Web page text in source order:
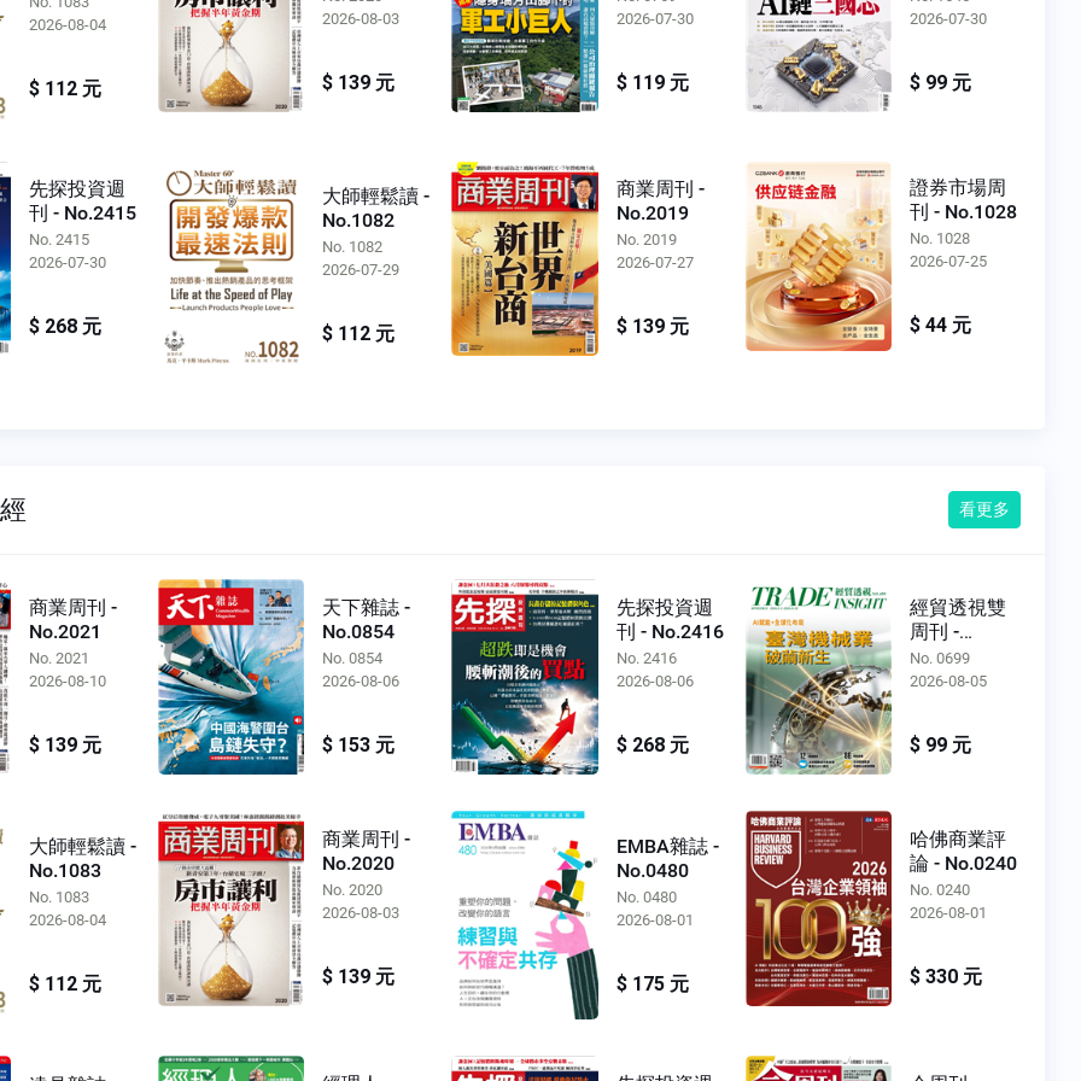
2026-08-04
$ 112 元
2026-08-03
$ 139 元
2026-07-30
$ 119 元
2026-07-30
$ 99 元
先探投資週
刊 - No.2415
No. 2415
2026-07-30
$ 268 元
大師輕鬆讀 -
No.1082
No. 1082
2026-07-29
$ 112 元
商業周刊 -
No.2019
No. 2019
2026-07-27
$ 139 元
證券市場周
刊 - No.1028
No. 1028
2026-07-25
$ 44 元
看更多
商業周刊 -
No.2021
No. 2021
2026-08-10
$ 139 元
天下雜誌 -
No.0854
No. 0854
2026-08-06
$ 153 元
先探投資週
刊 - No.2416
No. 2416
2026-08-06
$ 268 元
經貿透視雙
周刊 -
No.0699
No. 0699
2026-08-05
$ 99 元
大師輕鬆讀 -
No.1083
No. 1083
2026-08-04
$ 112 元
商業周刊 -
No.2020
No. 2020
2026-08-03
$ 139 元
EMBA雜誌 -
No.0480
No. 0480
2026-08-01
$ 175 元
哈佛商業評
論 - No.0240
No. 0240
2026-08-01
$ 330 元